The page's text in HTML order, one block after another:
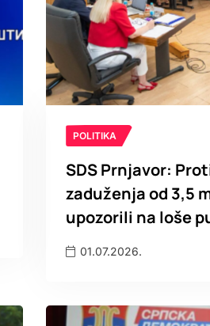
POLITIKA
SDS Prnjavor:
zaduženja od 3,5
upozorili na loše
01.07.2026.